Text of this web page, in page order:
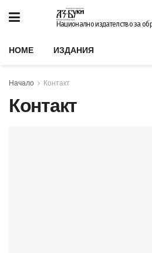
Национално издателство за
HOME ИЗДАНИЯ
Начало Контакт
Контакт